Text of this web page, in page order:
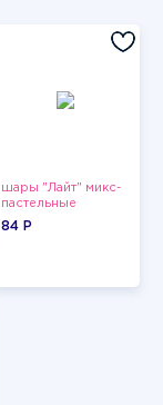
шары "Лайт" микс-
пастельные
84 P